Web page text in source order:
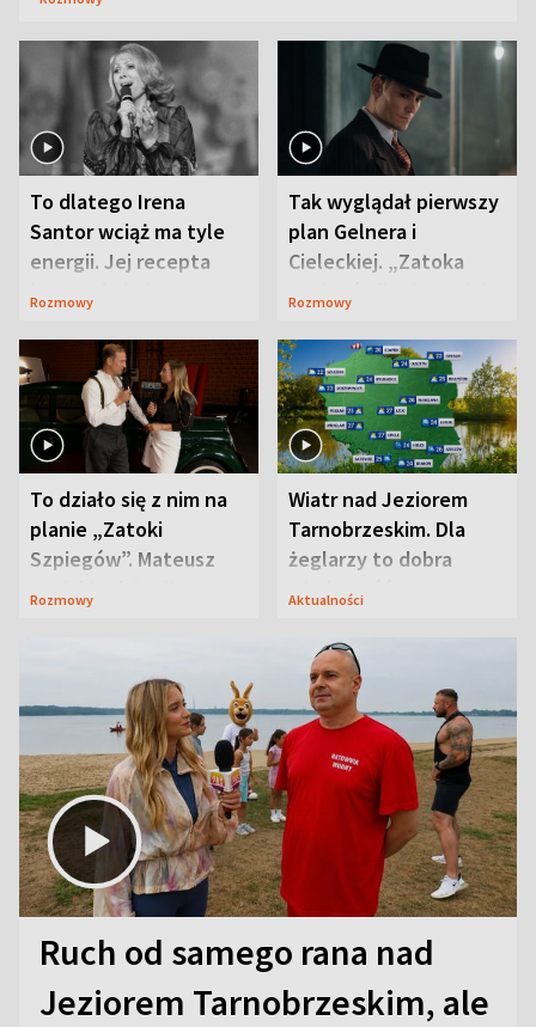
To dlatego Irena
Santor wciąż ma tyle
energii. Jej recepta
jest zaskakująco
Rozmowy
Tak wyglądał pierwszy
plan Gelnera i
Cieleckiej. „Zatoka
szpiegów” od razu ich
Rozmowy
To działo się z nim na
planie „Zatoki
Szpiegów”. Mateusz
Janicki odsłonił
Rozmowy
Wiatr nad Jeziorem
Tarnobrzeskim. Dla
żeglarzy to dobra
wiadomość
Aktualności
Ruch od samego rana nad
Jeziorem Tarnobrzeskim, ale